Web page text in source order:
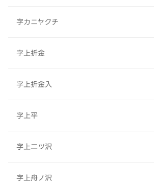
字カニヤクチ
字上折金
字上折金入
字上平
字上二ツ沢
字上舟ノ沢